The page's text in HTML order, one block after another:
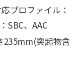
プロファイル：
SBC、AAC
235mm(突起物含